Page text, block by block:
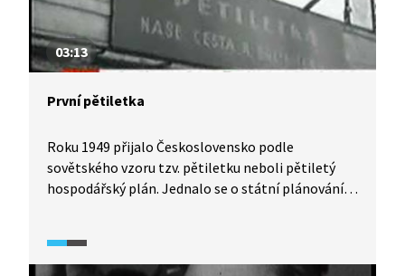
03:13
První pětiletka
Roku 1949 přijalo Československo podle
sovětského vzoru tzv. pětiletku neboli pětiletý
hospodářský plán. Jednalo se o státní plánování